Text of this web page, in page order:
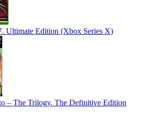
Ultimate Edition (Xbox Series X)
– The Trilogy. The Definitive Edition